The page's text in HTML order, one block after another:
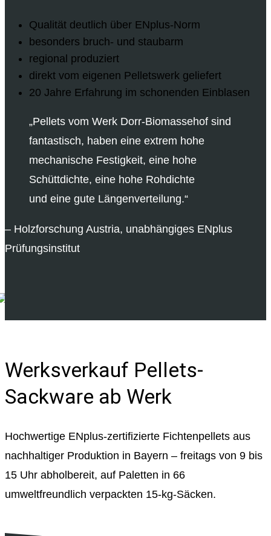
Qualität deutlich über ENplus-Norm
besonders bruch- und staubarm
regional produziert
direkt vom eigenen Pelletswerk geliefert
20 Jahre Erfahrung im schonenden Einblasen
„Pellets vom Werk Dorr-Biomassehof sind
fantastisch, haben eine extrem hohe
mechanische Festigkeit, eine hohe
Schüttdichte, eine hohe Rohdichte
und eine gute Längenverteilung.“
– Holzforschung Austria, unabhängiges ENplus
Prüfungsinstitut
Werksverkauf Pellets-
Sackware ab Werk
Hochwertige ENplus-zertifizierte Fichtenpellets aus
nachhaltiger Produktion in Bayern – freitags von 9 bis
15 Uhr abholbereit, auf Paletten in 66
umweltfreundlich verpackten 15-kg-Säcken.